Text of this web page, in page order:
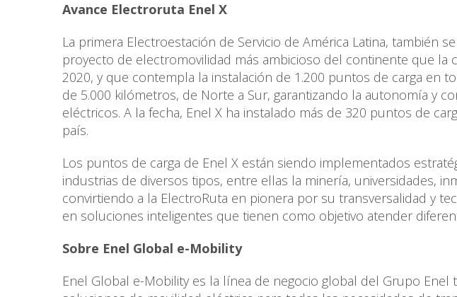
Avance Electroruta Enel X
La primera Electroestación de Servicio de América Latina, también
proyecto de electromovilidad más ambicioso del continente que la
2020, y que contempla la instalación de 1.200 puntos de carga en
de 5.000 kilómetros, de Norte a Sur, garantizando la autonomía y
eléctricos. A la fecha, Enel X ha instalado más de 320 puntos de
país.
Los puntos de carga de Enel X están siendo implementados
industrias de diversos tipos, entre ellas la minería, universidades,
convirtiendo a la ElectroRuta en pionera por su transversalidad y
en soluciones inteligentes que tienen como objetivo atender
Sobre Enel Global e-Mobility
Enel Global e-Mobility es la línea de negocio global del Grupo Enel